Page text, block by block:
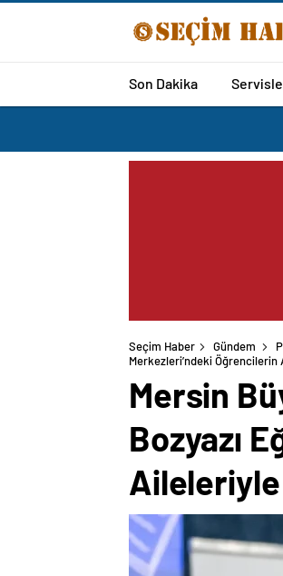
Son Dakika
Seçim Haber Gündem
Merkezleri’ndeki
Mersin
Bozyazı